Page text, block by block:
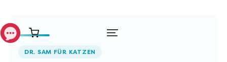
DR. SAM FÜR KATZEN